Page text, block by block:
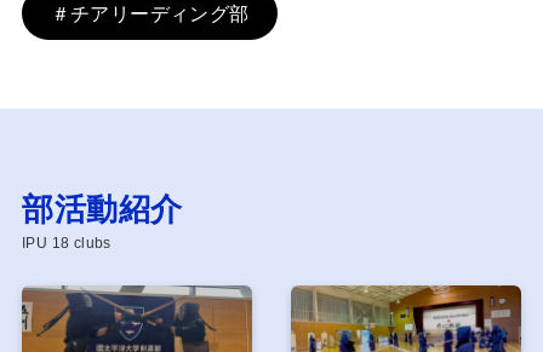
＃チアリーディング部
部活動紹介
IPU 18 clubs